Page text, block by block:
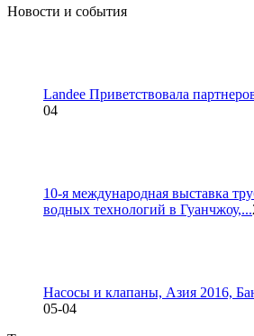
Новости и события
Landee Приветствовала
04
10-я международная выставка
водных технологий в Гуанчжоу,...
Насосы и клапаны, Азия 2016,
05-04